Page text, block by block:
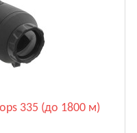
335 (до 1800 м)